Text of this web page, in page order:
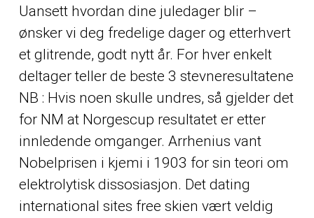
Uansett hvordan dine juledager blir –
ønsker vi deg fredelige dager og etterhvert
et glitrende, godt nytt år. For hver enkelt
deltager teller de beste 3 stevneresultatene
NB : Hvis noen skulle undres, så gjelder det
for NM at Norgescup resultatet er etter
innledende omganger. Arrhenius vant
Nobelprisen i kjemi i 1903 for sin teori om
elektrolytisk dissosiasjon. Det dating
international sites free skien vært veldig